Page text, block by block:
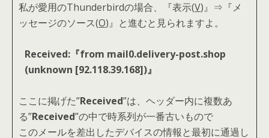
私が愛用のThunderbirdの場合、『表示(V)』⇒『メ
ッセージのソース(O)』と進むと見られますよ。
Received:『from mail0.delivery-post.shop
(unknown [92.118.39.168])』
ここに掲げた”Received”は、ヘッダー内に複数あ
る”Received”の中で時系列が一番古いもので
このメールを差出したデバイスの情報と最初に通過し